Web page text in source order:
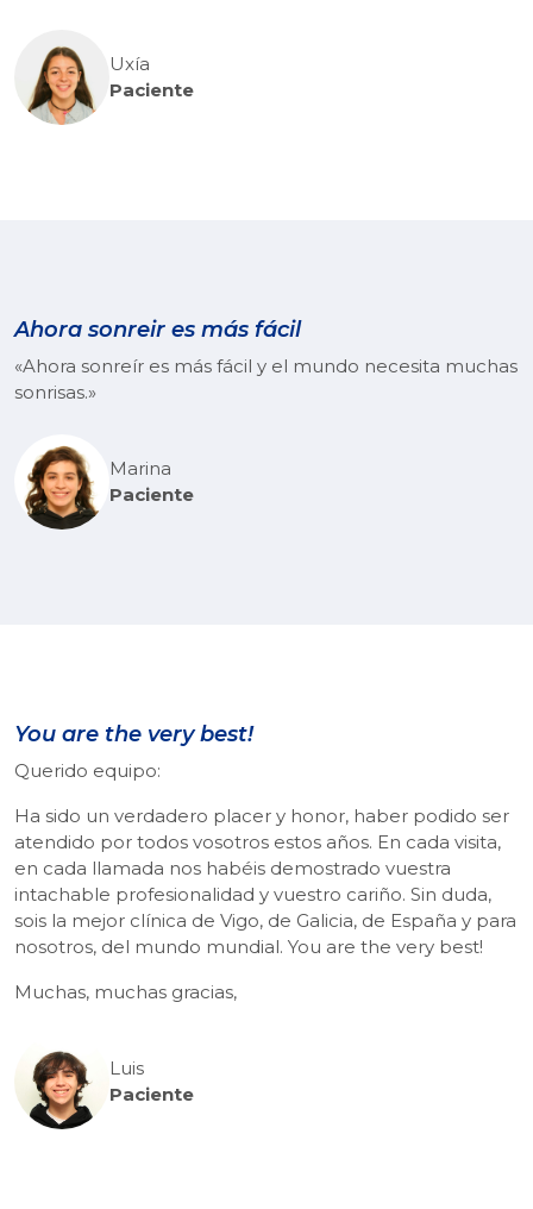
Uxía
Paciente
Ahora sonreir es más fácil
«Ahora sonreír es más fácil y el mundo necesita muchas
sonrisas.»
Marina
Paciente
You are the very best!
Querido equipo:
Ha sido un verdadero placer y honor, haber podido ser
atendido por todos vosotros estos años. En cada visita,
en cada llamada nos habéis demostrado vuestra
intachable profesionalidad y vuestro cariño. Sin duda,
sois la mejor clínica de Vigo, de Galicia, de España y para
nosotros, del mundo mundial. You are the very best!
Muchas, muchas gracias,
Luis
Paciente